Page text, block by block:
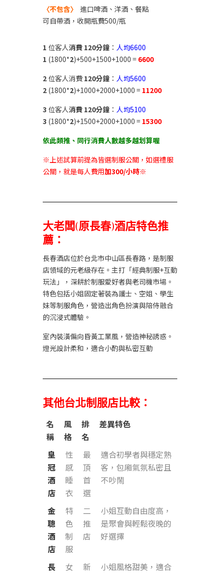
〈不包含〉
進口啤酒、洋酒、餐點
可自帶酒，收開瓶費500/瓶
1 位客人消費 120分鐘 ： 人均6600
1 (1800*2)+500+1500+1000 = 6600
2 位客人消費 120分鐘 ： 人均5600
2 (1800*2)+1000+2000+1000 = 11200
3 位客人消費 120分鐘 ： 人均5100
3 (1800*2)+1500+2000+1000 = 15300
依此類推、同行消費人數越多越划算喔
※上述試算前提為皆選制服公關，如選禮服
公關，就是每人費用加300/小時※
大老闆(原長春)酒店特色推
薦：
長春酒店位於台北市中山區長春路，是制服
店領域的元老級存在。主打「經典制服+互動
玩法」，深耕於制服愛好者與老司機市場。
特色包括小姐固定著裝為護士、空姐、學生
妹等制服角色，營造出角色扮演與陪侍融合
的沉浸式體驗。
室內裝潢偏向昏黃工業風，營造神秘誘惑。
燈光設計柔和，適合小酌與私密互動
其他台北制服店比較：
名
稱
風
格
排
名
差異特色
皇
冠
酒
店
性
感
睡
衣
最
頂
首
選
適合初學者與穩定熟
客，包廂氣氛私密且
不吵鬧
金
聰
酒
店
特
色
制
服
二
推
店
小姐互動自由度高，
是聚會與輕鬆夜晚的
好選擇
長
女
新
小姐風格甜美，適合